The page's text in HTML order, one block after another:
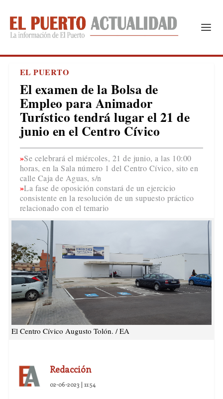
EL PUERTO
El examen de la Bolsa de
Empleo para Animador
Turístico tendrá lugar el 21 de
junio en el Centro Cívico
Se celebrará el miércoles, 21 de junio, a las 10:00
horas, en la Sala número 1 del Centro Cívico, sito en
calle Caja de Aguas, s/n
La fase de oposición constará de un ejercicio
consistente en la resolución de un supuesto práctico
relacionado con el temario
El Centro Cívico Augusto Tolón. / EA
Redacción
02-06-2023 | 11:54